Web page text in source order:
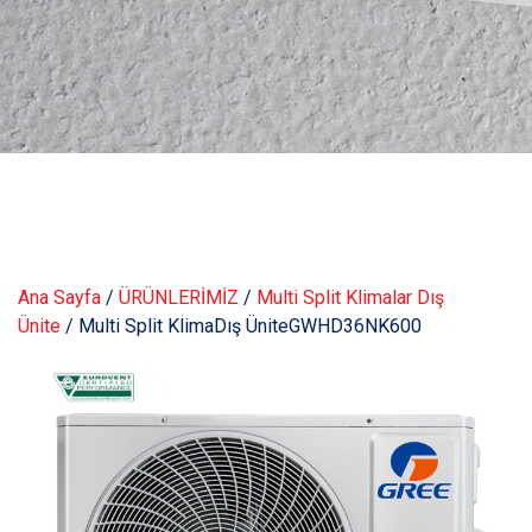
Ana Sayfa / ÜRÜNLERİMİZ / Multi Split Klimalar Dış
Ünite / Multi Split KlimaDış ÜniteGWHD36NK600